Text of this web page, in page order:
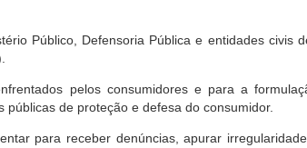
Público, Defensoria Pública e entidades civis
pelos consumidores e para a
de proteção e defesa do consumidor.
para receber denúncias, apurar